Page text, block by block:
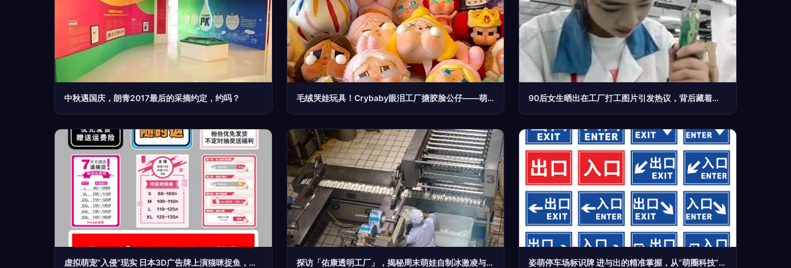
中秋遇国庆，朗青2017最后的采摘约定，约吗？ 毛绒哭娃玩具！Crybaby眼泪工厂搪胶脸公仔——萌圈科技的治愈力作 90后女生晒出在工厂打工图片引发热议，背后藏着年轻一代的新选择
虚拟萌宠“入侵”现实 日本3D广告牌上演猫咪捉鱼，顽皮互动暖心满分 探访「佑康透明工厂」，揭秘周末萌娃自制冰激凌与水饺的奇妙冒险 姿萌停车场标识牌 进与出的精准掌握，从“萌圈科技”开始